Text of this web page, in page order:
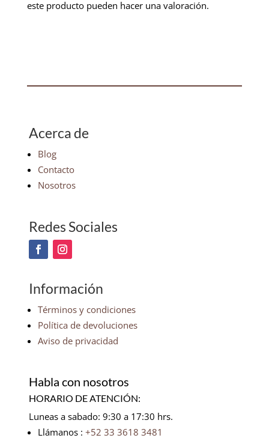
este producto pueden hacer una valoración.
Acerca de
Blog
Contacto
Nosotros
Redes Sociales
Información
Términos y condiciones
Política de devoluciones
Aviso de privacidad
Habla con nosotros
HORARIO DE ATENCIÓN:
Luneas a sabado: 9:30 a 17:30 hrs.
Llámanos : +52 33 3618 3481